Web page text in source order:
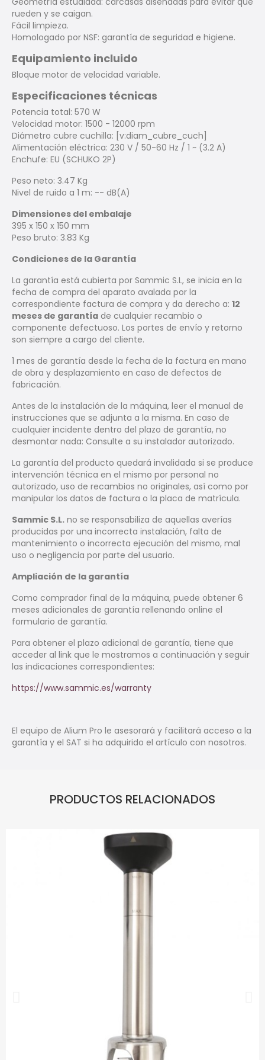
rueden y se caigan.
Fácil limpieza.
Homologado por NSF: garantía de seguridad e higiene.
Equipamiento incluido
Bloque motor de velocidad variable.
Especificaciones técnicas
Potencia total: 570 W
Velocidad motor: 1500 - 12000 rpm
Diámetro cubre cuchilla: [v:diam_cubre_cuch]
Alimentación eléctrica: 230 V / 50-60 Hz / 1 ~ (3.2 A)
Enchufe: EU (SCHUKO 2P)
Peso neto: 3.47 Kg
Nivel de ruido a 1 m: -- dB(A)
Dimensiones del embalaje
395 x 150 x 150 mm
Peso bruto: 3.83 Kg
Condiciones de la Garantía
La garantía está cubierta por Sammic S.L, se inicia en la
fecha de compra del aparato avalada por la
correspondiente factura de compra y da derecho a: 12
meses de garantía de cualquier recambio o
componente defectuoso. Los portes de envío y retorno
son siempre a cargo del cliente.
1 mes de garantía desde la fecha de la factura en mano
de obra y desplazamiento en caso de defectos de
fabricación.
Antes de la instalación de la máquina, leer el manual de
instrucciones que se adjunta a la misma. En caso de
cualquier incidente dentro del plazo de garantía, no
desmontar nada: Consulte a su instalador autorizado.
La garantía del producto quedará invalidada si se produce
intervención técnica en el mismo por personal no
autorizado, uso de recambios no originales, así como por
manipular los datos de factura o la placa de matrícula.
Sammic S.L. no se responsabiliza de aquellas averías
producidas por una incorrecta instalación, falta de
mantenimiento o incorrecta ejecución del mismo, mal
uso o negligencia por parte del usuario.
Ampliación de la garantía
Como comprador final de la máquina, puede obtener 6
meses adicionales de garantía rellenando online el
formulario de garantía.
Para obtener el plazo adicional de garantía, tiene que
acceder al link que le mostramos a continuación y seguir
las indicaciones correspondientes:
https://www.sammic.es/warranty
El equipo de Alium Pro le asesorará y facilitará acceso a la
garantía y el SAT si ha adquirido el artículo con nosotros.
PRODUCTOS RELACIONADOS